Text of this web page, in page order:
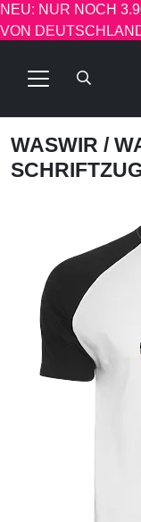
NEU: NUR NOCH
VON
WASWIR /